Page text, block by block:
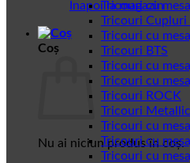
Înapoi la magazin
Coș
Nu ai niciun produs în coș.
Tricouri cu
Tricouri Cupluri
Tricouri cu
Tricouri BTS
Tricouri cu
Tricouri cu
Tricouri ROCK
Tricouri
Tricouri cu
Tricouri cu
Tricouri cu